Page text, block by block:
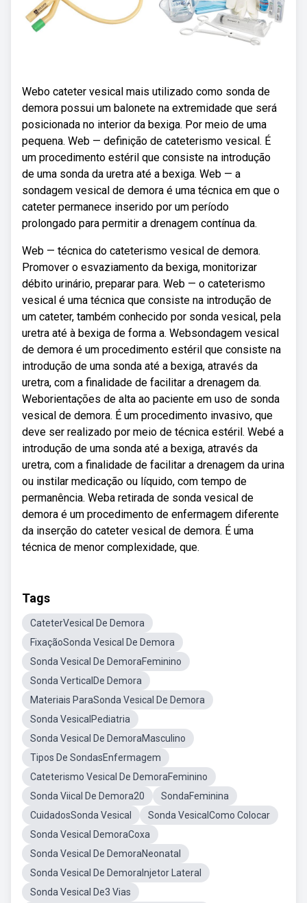
Webo cateter vesical mais utilizado como sonda de
demora possui um balonete na extremidade que será
posicionada no interior da bexiga. Por meio de uma
pequena. Web — definição de cateterismo vesical. É
um procedimento estéril que consiste na introdução
de uma sonda da uretra até a bexiga. Web — a
sondagem vesical de demora é uma técnica em que o
cateter permanece inserido por um período
prolongado para permitir a drenagem contínua da.
Web — técnica do cateterismo vesical de demora.
Promover o esvaziamento da bexiga, monitorizar
débito urinário, preparar para. Web — o cateterismo
vesical é uma técnica que consiste na introdução de
um cateter, também conhecido por sonda vesical, pela
uretra até à bexiga de forma a. Websondagem vesical
de demora é um procedimento estéril que consiste na
introdução de uma sonda até a bexiga, através da
uretra, com a finalidade de facilitar a drenagem da.
Weborientações de alta ao paciente em uso de sonda
vesical de demora. É um procedimento invasivo, que
deve ser realizado por meio de técnica estéril. Webé a
introdução de uma sonda até a bexiga, através da
uretra, com a finalidade de facilitar a drenagem da urina
ou instilar medicação ou líquido, com tempo de
permanência. Weba retirada de sonda vesical de
demora é um procedimento de enfermagem diferente
da inserção do cateter vesical de demora. É uma
técnica de menor complexidade, que.
Tags
CateterVesical De Demora
FixaçãoSonda Vesical De Demora
Sonda Vesical De DemoraFeminino
Sonda VerticalDe Demora
Materiais ParaSonda Vesical De Demora
Sonda VesicalPediatria
Sonda Vesical De DemoraMasculino
Tipos De SondasEnfermagem
Cateterismo Vesical De DemoraFeminino
Sonda Viical De Demora20
SondaFeminina
CuidadosSonda Vesical
Sonda VesicalComo Colocar
Sonda Vesical DemoraCoxa
Sonda Vesical De DemoraNeonatal
Sonda Vesical De DemoraInjetor Lateral
Sonda Vesical De3 Vias